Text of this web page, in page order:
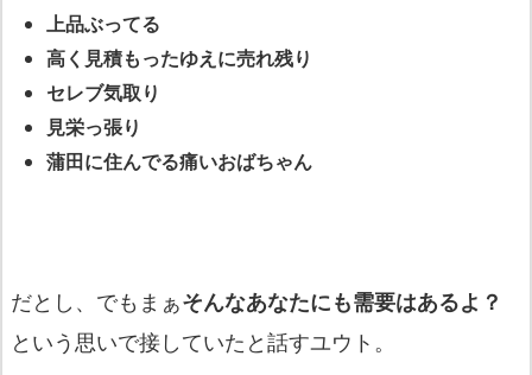
上品ぶってる
高く見積もったゆえに売れ残り
セレブ気取り
見栄っ張り
蒲田に住んでる痛いおばちゃん
だとし、でもまぁそんなあなたにも需要はあるよ？
という思いで接していたと話すユウト。